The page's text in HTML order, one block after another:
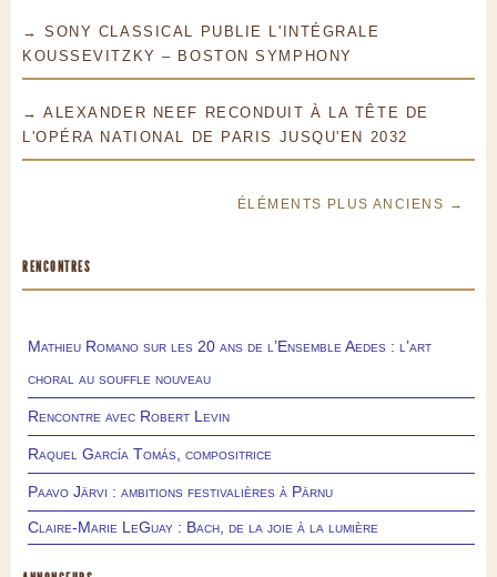
→ SONY CLASSICAL PUBLIE L'INTÉGRALE
KOUSSEVITZKY – BOSTON SYMPHONY
→ ALEXANDER NEEF RECONDUIT À LA TÊTE DE
L'OPÉRA NATIONAL DE PARIS JUSQU'EN 2032
ÉLÉMENTS PLUS ANCIENS →
RENCONTRES
Mathieu Romano sur les 20 ans de l’Ensemble Aedes : l’art
choral au souffle nouveau
Rencontre avec Robert Levin
Raquel García Tomás, compositrice
Paavo Järvi : ambitions festivalières à Pärnu
Claire-Marie LeGuay : Bach, de la joie à la lumière